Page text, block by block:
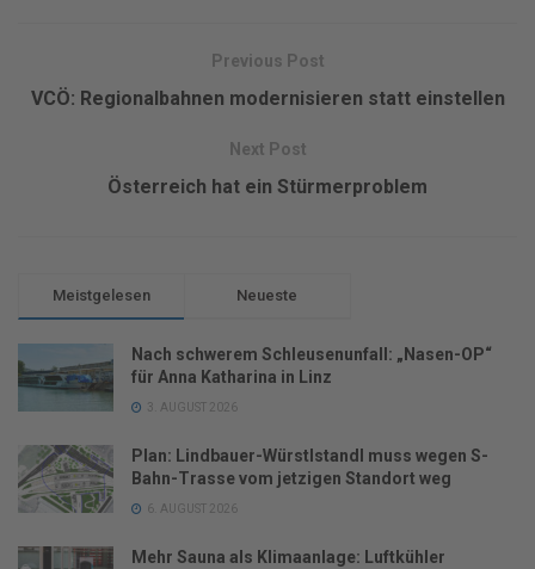
Previous Post
VCÖ: Regionalbahnen modernisieren statt einstellen
Next Post
Österreich hat ein Stürmerproblem
Meistgelesen Neueste
Nach schwerem Schleusenunfall: „Nasen-OP“
für Anna Katharina in Linz
3. AUGUST 2026
Plan: Lindbauer-Würstlstandl muss wegen S-
Bahn-Trasse vom jetzigen Standort weg
6. AUGUST 2026
Mehr Sauna als Klimaanlage: Luftkühler